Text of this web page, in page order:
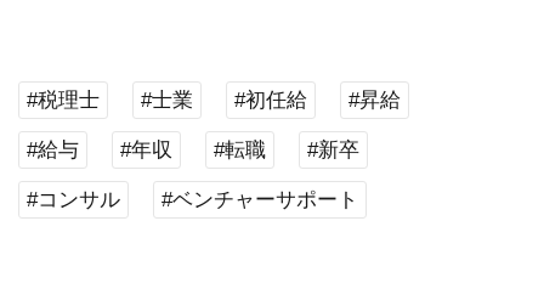
#税理士 #士業 #初任給 #昇給
#給与 #年収 #転職 #新卒
#コンサル #ベンチャーサポート